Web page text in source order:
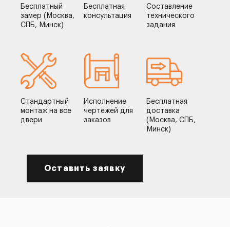
Бесплатный
замер (Москва,
СПБ, Минск)
Бесплатная
консультация
Составление
технического
задания
Стандартный
монтаж на все
двери
Исполнение
чертежей для
заказов
Бесплатная
доставка
(Москва, СПБ,
Минск)
Оставить заявку